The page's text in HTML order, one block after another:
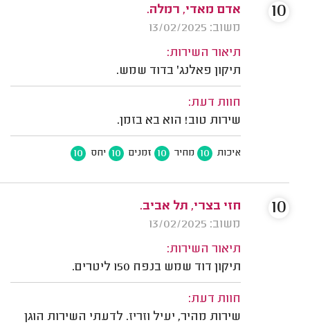
אדם מאדי, רמלה.
משוב: 13/02/2025
תיאור השירות:
תיקון פאלנג' בדוד שמש.
חוות דעת:
שירות טוב! הוא בא בזמן.
איכות 10 מחיר 10 זמנים 10 יחס 10
10
חזי בצרי, תל אביב.
משוב: 13/02/2025
תיאור השירות:
תיקון דוד שמש בנפח 150 ליטרים.
חוות דעת:
שירות מהיר, יעיל וזריז. לדעתי השירות הוגן
10